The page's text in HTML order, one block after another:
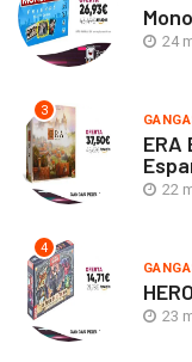
24
3
ERA
22
4
23